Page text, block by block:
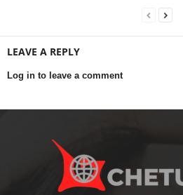
LEAVE A REPLY
Log in to leave a comment